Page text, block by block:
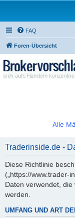
FAQ
Foren-Übersicht
Alle
Traderinside.de -
Diese Richtlinie
(„https://www.trader-
Daten verwendet,
werden.
UMFANG UND ART